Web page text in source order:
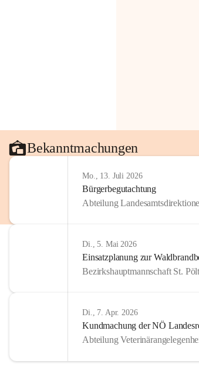
Bekanntmachungen
Mo., 13. Juli 2026
Bürgerbegutachtung
Abteilung
Di., 5. Mai 2026
Einsatzplanung zur
Bezirkshauptmannschaft St.
Di., 7. Apr. 2026
Kundmachung der NÖ
Abteilung